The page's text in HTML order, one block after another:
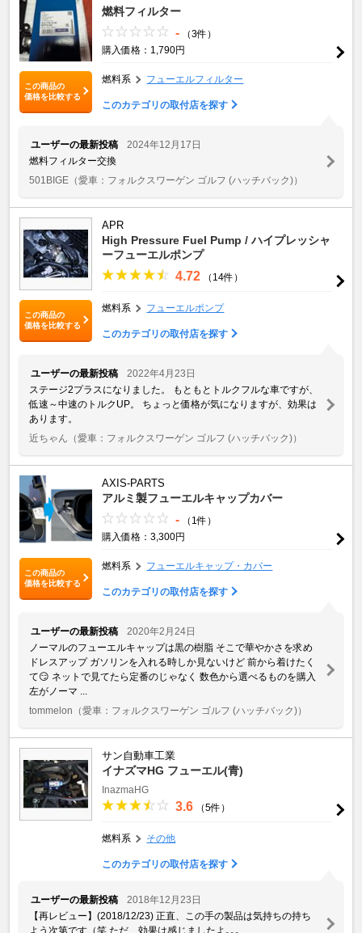
この商品の
価格を比較する
燃料フィルター
-
（3件）
購入価格：1,790円
燃料系 フューエルフィルター
このカテゴリの取付店を探す
ユーザーの最新投稿
2024年12月17日
燃料フィルター交換
501BIGE （愛車：フォルクスワーゲン ゴルフ (ハッチバック)）
この商品の
価格を比較する
APR
High Pressure Fuel Pump / ハイプレッシャ
ーフューエルポンプ
4.72 （14件）
燃料系 フューエルポンプ
このカテゴリの取付店を探す
ユーザーの最新投稿
2022年4月23日
ステージ2プラスになりました。 もともとトルクフルな車ですが、
低速～中速のトルクUP。 ちょっと価格が気になりますが、効果は
あります。
近ちゃん （愛車：フォルクスワーゲン ゴルフ (ハッチバック)）
この商品の
価格を比較する
AXIS-PARTS
アルミ製フューエルキャップカバー
-
（1件）
購入価格：3,300円
燃料系 フューエルキャップ・カバー
このカテゴリの取付店を探す
ユーザーの最新投稿
2020年2月24日
ノーマルのフューエルキャップは黒の樹脂 そこで華やかさを求め
ドレスアップ ガソリンを入れる時しか見ないけど 前から着けたく
て😏 ネットで見てたら定番のじゃなく 数色から選べるものを購入
左がノーマ ...
tommelon （愛車：フォルクスワーゲン ゴルフ (ハッチバック)）
サン自動車工業
イナズマHG フューエル(青)
InazmaHG
3.6 （5件）
燃料系 その他
このカテゴリの取付店を探す
ユーザーの最新投稿
2018年12月23日
【再レビュー】(2018/12/23) 正直、この手の製品は気持ちの持ち
よう次第です（笑 ただ、効果は感じましたよ｡｡｡